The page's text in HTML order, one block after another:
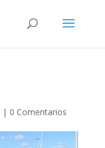
| 0 Comentarios